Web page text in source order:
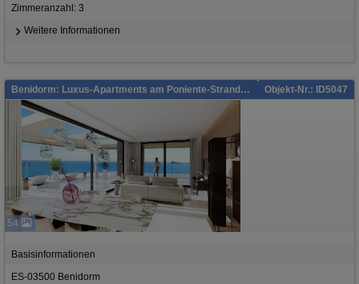
Zimmeranzahl: 3
Weitere Informationen
Benidorm: Luxus-Apartments am Poniente-Strand in Benidorm Objekt-Nr.: ID5047
54
Basisinformationen
ES-03500 Benidorm